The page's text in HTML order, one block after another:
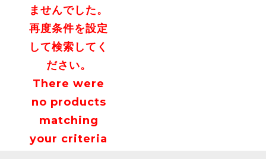
ませんでした。
再度条件を設定
して検索してく
ださい。
There were
no products
matching
your criteria